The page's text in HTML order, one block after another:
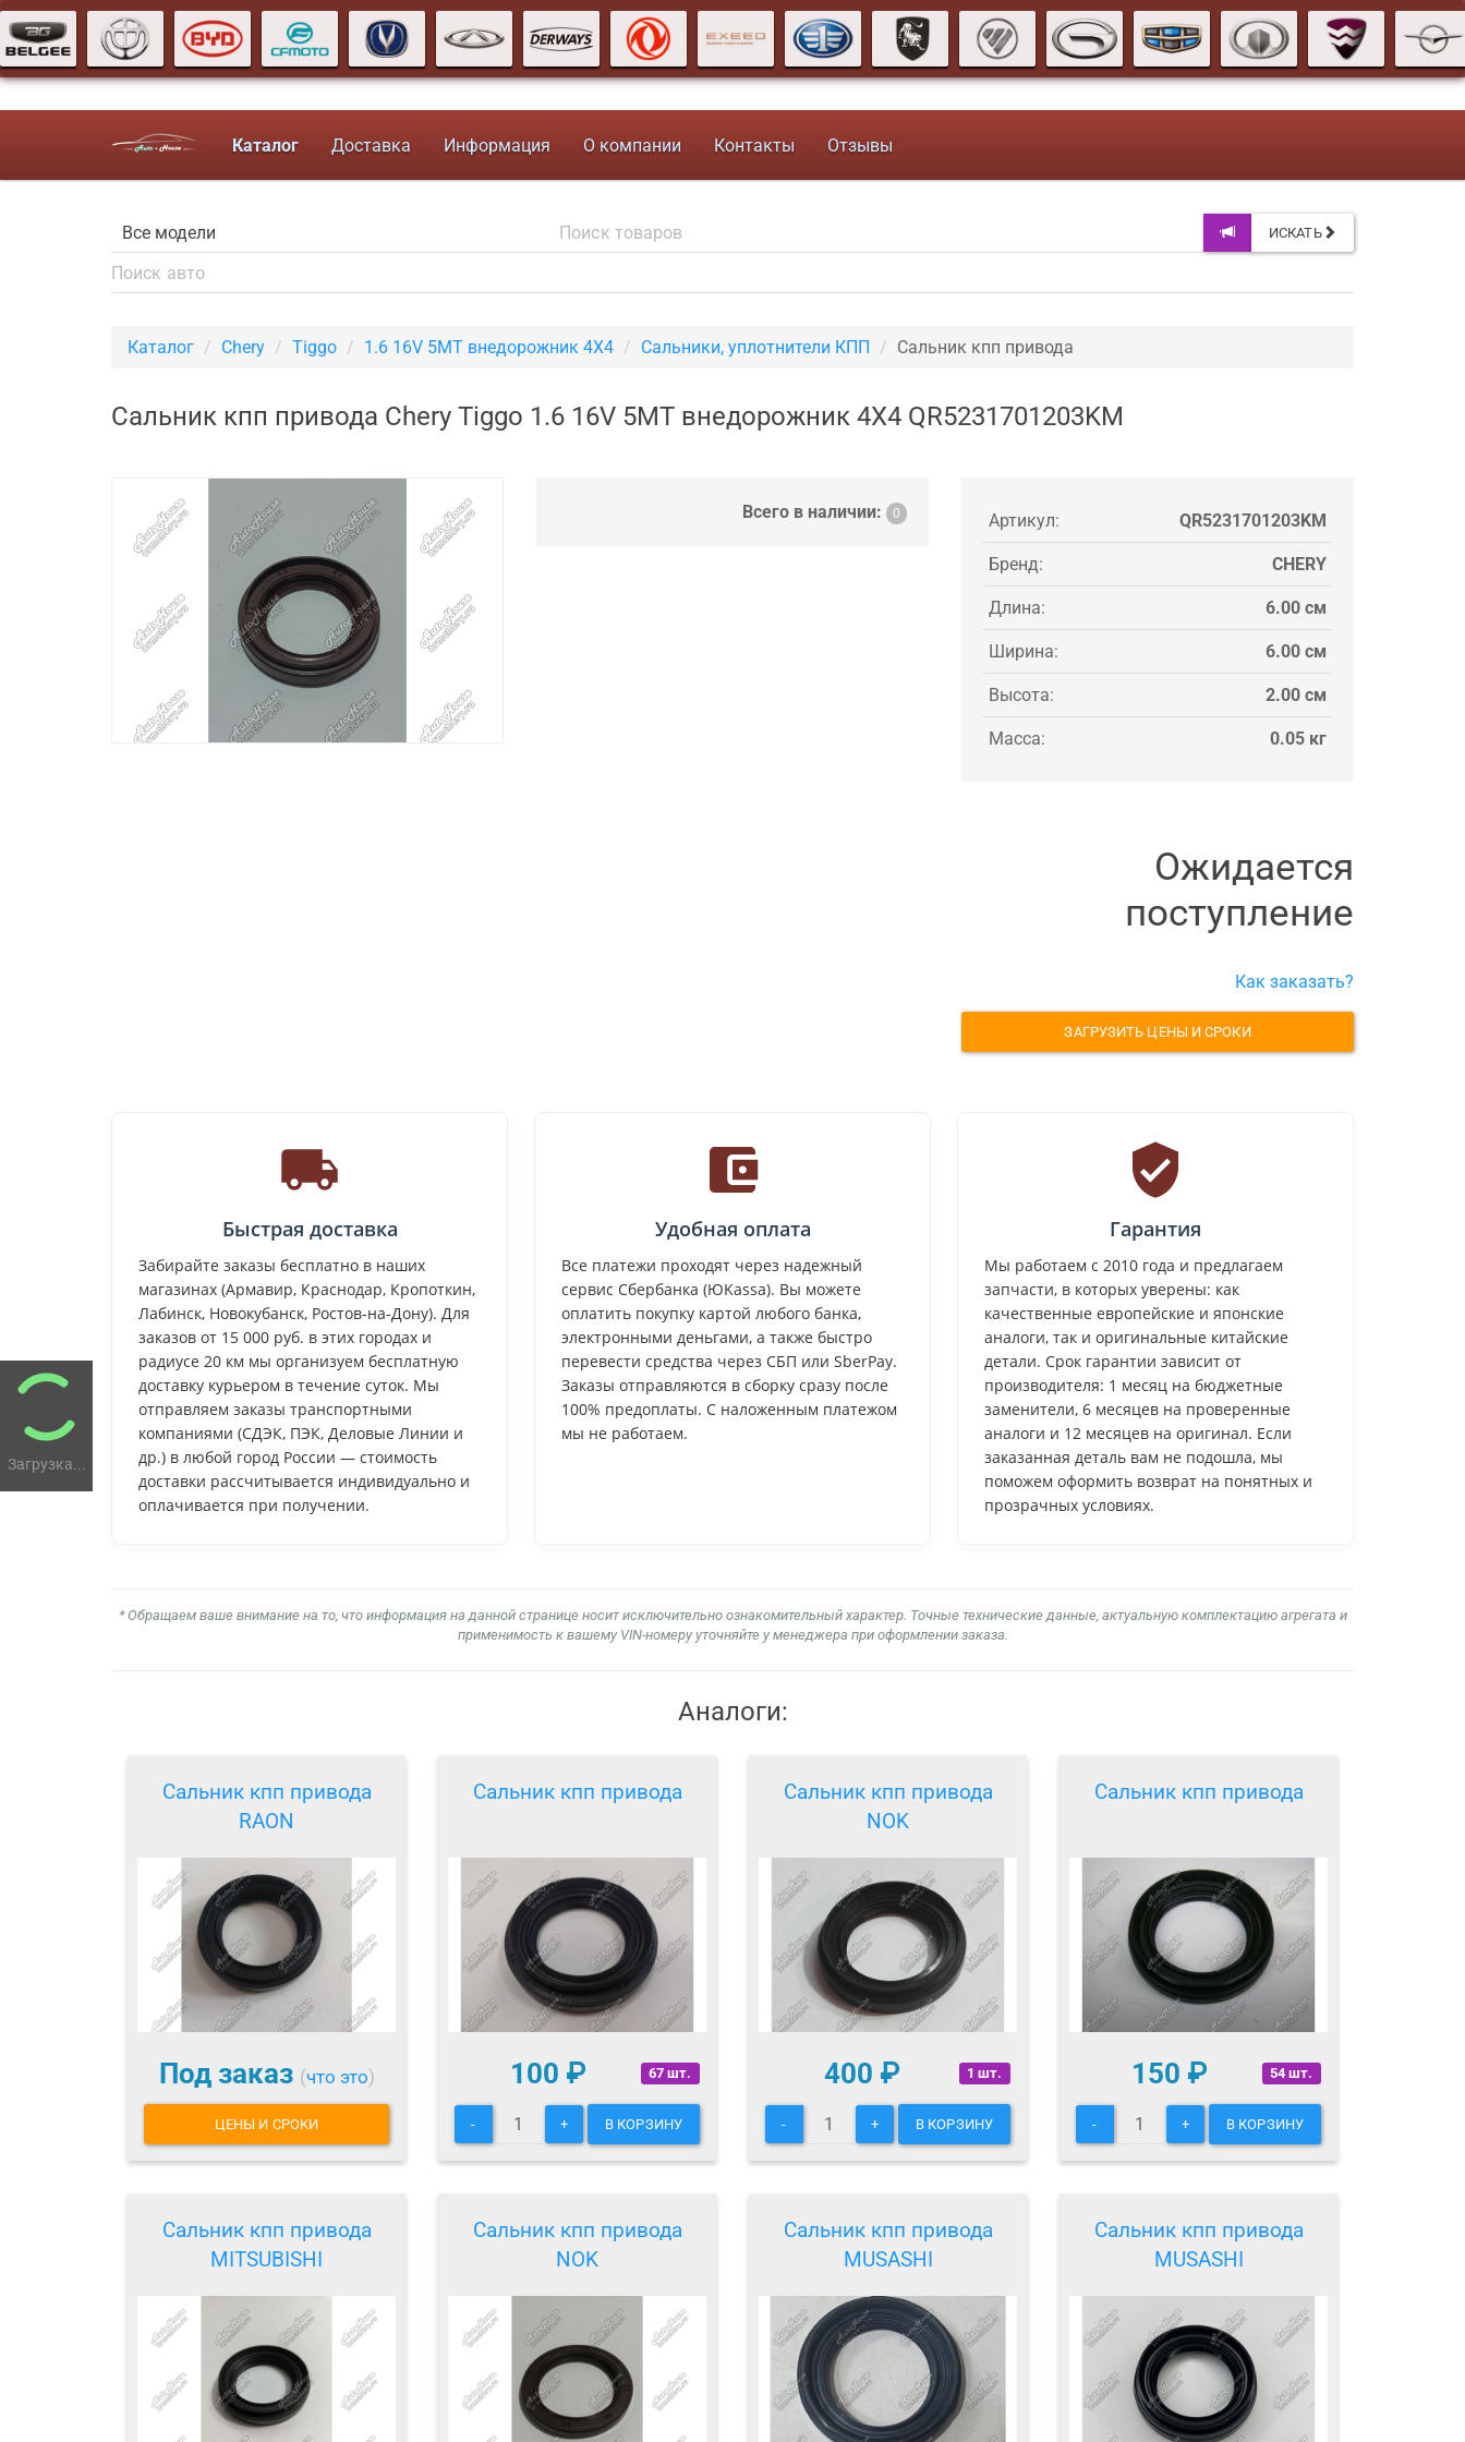
Загрузка...
Каталог Доставка Информация О компании Контакты Отзывы
ИСКАТЬ
Каталог Chery Tiggo 1.6 16V 5MT внедорожник 4X4 Сальники, уплотнители КПП Сальник кпп привода
Сальник кпп привода Chery Tiggo 1.6 16V 5MT внедорожник 4X4 QR5231701203KM
Всего в наличии: 0 Артикул: QR5231701203KM
Бренд: CHERY
Длина: 6.00 см
Ширина: 6.00 см
Высота: 2.00 см
Масса: 0.05 кг
Ожидается
поступление
Как заказать?
ЗАГРУЗИТЬ ЦЕНЫ И СРОКИ
Быстрая доставка
Забирайте заказы бесплатно в наших
магазинах (Армавир, Краснодар, Кропоткин,
Лабинск, Новокубанск, Ростов-на-Дону). Для
заказов от 15 000 руб. в этих городах и
радиусе 20 км мы организуем бесплатную
доставку курьером в течение суток. Мы
отправляем заказы транспортными
компаниями (СДЭК, ПЭК, Деловые Линии и
др.) в любой город России — стоимость
доставки рассчитывается индивидуально и
оплачивается при получении.
Удобная оплата
Все платежи проходят через надежный
сервис Сбербанка (ЮKassa). Вы можете
оплатить покупку картой любого банка,
электронными деньгами, а также быстро
перевести средства через СБП или SberPay.
Заказы отправляются в сборку сразу после
100% предоплаты. С наложенным платежом
мы не работаем.
Гарантия
Мы работаем с 2010 года и предлагаем
запчасти, в которых уверены: как
качественные европейские и японские
аналоги, так и оригинальные китайские
детали. Срок гарантии зависит от
производителя: 1 месяц на бюджетные
заменители, 6 месяцев на проверенные
аналоги и 12 месяцев на оригинал. Если
заказанная деталь вам не подошла, мы
поможем оформить возврат на понятных и
прозрачных условиях.
* Обращаем ваше внимание на то, что информация на данной странице носит исключительно ознакомительный характер. Точные технические данные, актуальную комплектацию агрегата и
применимость к вашему VIN-номеру уточняйте у менеджера при оформлении заказа.
Аналоги:
Сальник кпп привода
RAON
Под заказ (что это)
ЦЕНЫ И СРОКИ
Сальник кпп привода
67 шт.
100 ₽
- + В КОРЗИНУ
Сальник кпп привода
NOK
1 шт.
400 ₽
- + В КОРЗИНУ
Сальник кпп привода
54 шт.
150 ₽
- + В КОРЗИНУ
Сальник кпп привода
MITSUBISHI
Сальник кпп привода
NOK
Сальник кпп привода
MUSASHI
Сальник кпп привода
MUSASHI